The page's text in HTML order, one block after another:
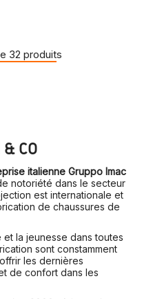
32 produits
& CO
italienne Gruppo Imac
notoriété dans le secteur
est internationale et
de chaussures de
la jeunesse dans toutes
sont constamment
les dernières
de confort dans les